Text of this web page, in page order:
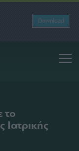
Download
το
Ιατρικής